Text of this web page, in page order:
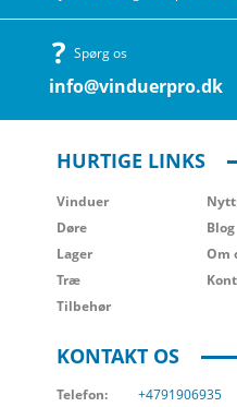
Spørg os
info@vinduerpro.dk
HURTIGE LINKS
Vinduer
Døre
Lager
Træ
Tilbehør
Blog
Om
KONTAKT OS
Telefon:
+4791906935